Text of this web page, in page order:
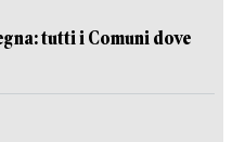
tutti i Comuni dove